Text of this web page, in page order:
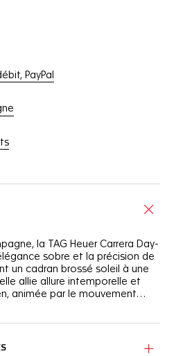
PayPal
la TAG Heuer Carrera Day-
sobre et la précision de
un cadran brossé soleil à une
allie allure intemporelle et
animée par le mouvement
les index et le logo TAG Heuer